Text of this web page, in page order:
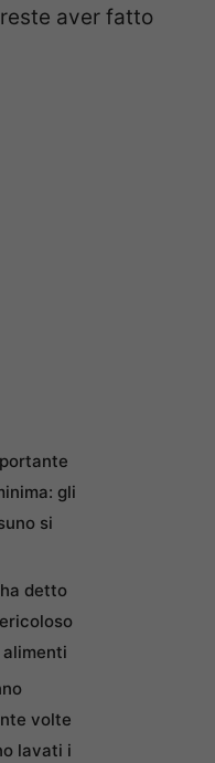
aver fatto
gli
si
detto
volte
lavati i